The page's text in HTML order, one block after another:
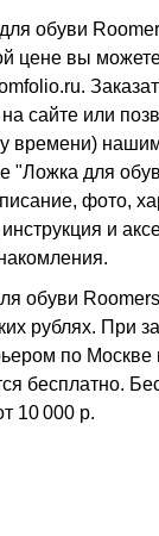
обуви
цене вы
сайте или
времени)
"Ложка для
фото,
и
обуви
рублях. При
по Москве
бесплатно.
10 000 р.